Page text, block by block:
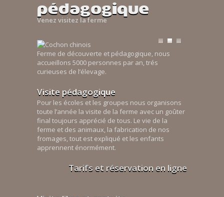
pédagogique
Venez visitez la ferme
Ferme de découverte et pédagogique, nous
accueillons 5000 personnes par an, trés
curieuses de l’élevage.
Visite pédagogique
Pour les écoles et les groupes nous organisons
toute l’année la visite de la ferme avec un goûter
final toujours apprécié de tous. Le vie de la
ferme et des animaux, la fabrication de nos
fromages, tout est expliqué et les enfants
apprennent énormément.
Tarifs et réservation en ligne